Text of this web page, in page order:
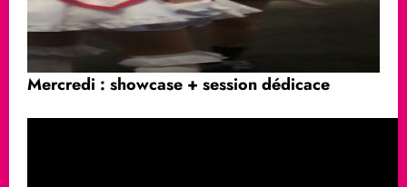
Mercredi : showcase + session dédicace